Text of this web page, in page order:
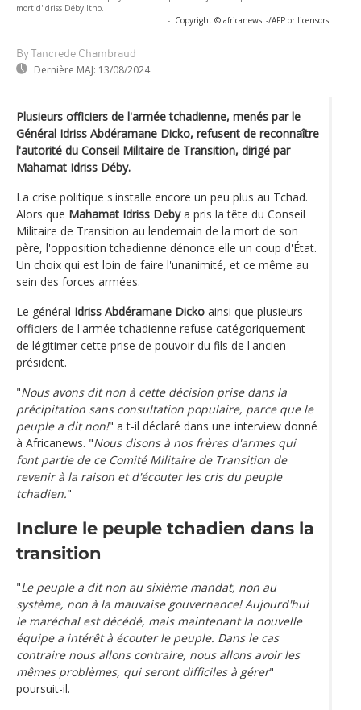
mort d'Idriss Déby Itno.
- Copyright © africanews -/AFP or licensors
By Tancrede Chambraud
Dernière MAJ: 13/08/2024
Plusieurs officiers de l'armée tchadienne, menés par le
Général Idriss Abdéramane Dicko, refusent de reconnaître
l'autorité du Conseil Militaire de Transition, dirigé par
Mahamat Idriss Déby.
La crise politique s'installe encore un peu plus au Tchad.
Alors que Mahamat Idriss Debya pris la tête du Conseil
Militaire de Transition au lendemain de la mort de son
père, l'opposition tchadienne dénonce elle un coup d'État.
Un choix qui est loin de faire l'unanimité, et ce même au
sein des forces armées.
Le général Idriss Abdéramane Dicko ainsi que plusieurs
officiers de l'armée tchadienne refuse catégoriquement
de légitimer cette prise de pouvoir du fils de l'ancien
président.
"Nous avons dit non à cette décision prise dans la
précipitation sans consultation populaire, parce que le
peuple a dit non!" a t-il déclaré dans une interview donné
à Africanews. "Nous disons à nos frères d'armes qui
font partie de ce Comité Militaire de Transition de
revenir à la raison et d'écouter les cris du peuple
tchadien."
Inclure le peuple tchadien dans la
transition
"Le peuple a dit non au sixième mandat, non au
système, non à la mauvaise gouvernance! Aujourd'hui
le maréchal est décédé, mais maintenant la nouvelle
équipe a intérêt à écouter le peuple. Dans le cas
contraire nous allons contraire, nous allons avoir les
mêmes problèmes, qui seront difficiles à gérer"
poursuit-il.